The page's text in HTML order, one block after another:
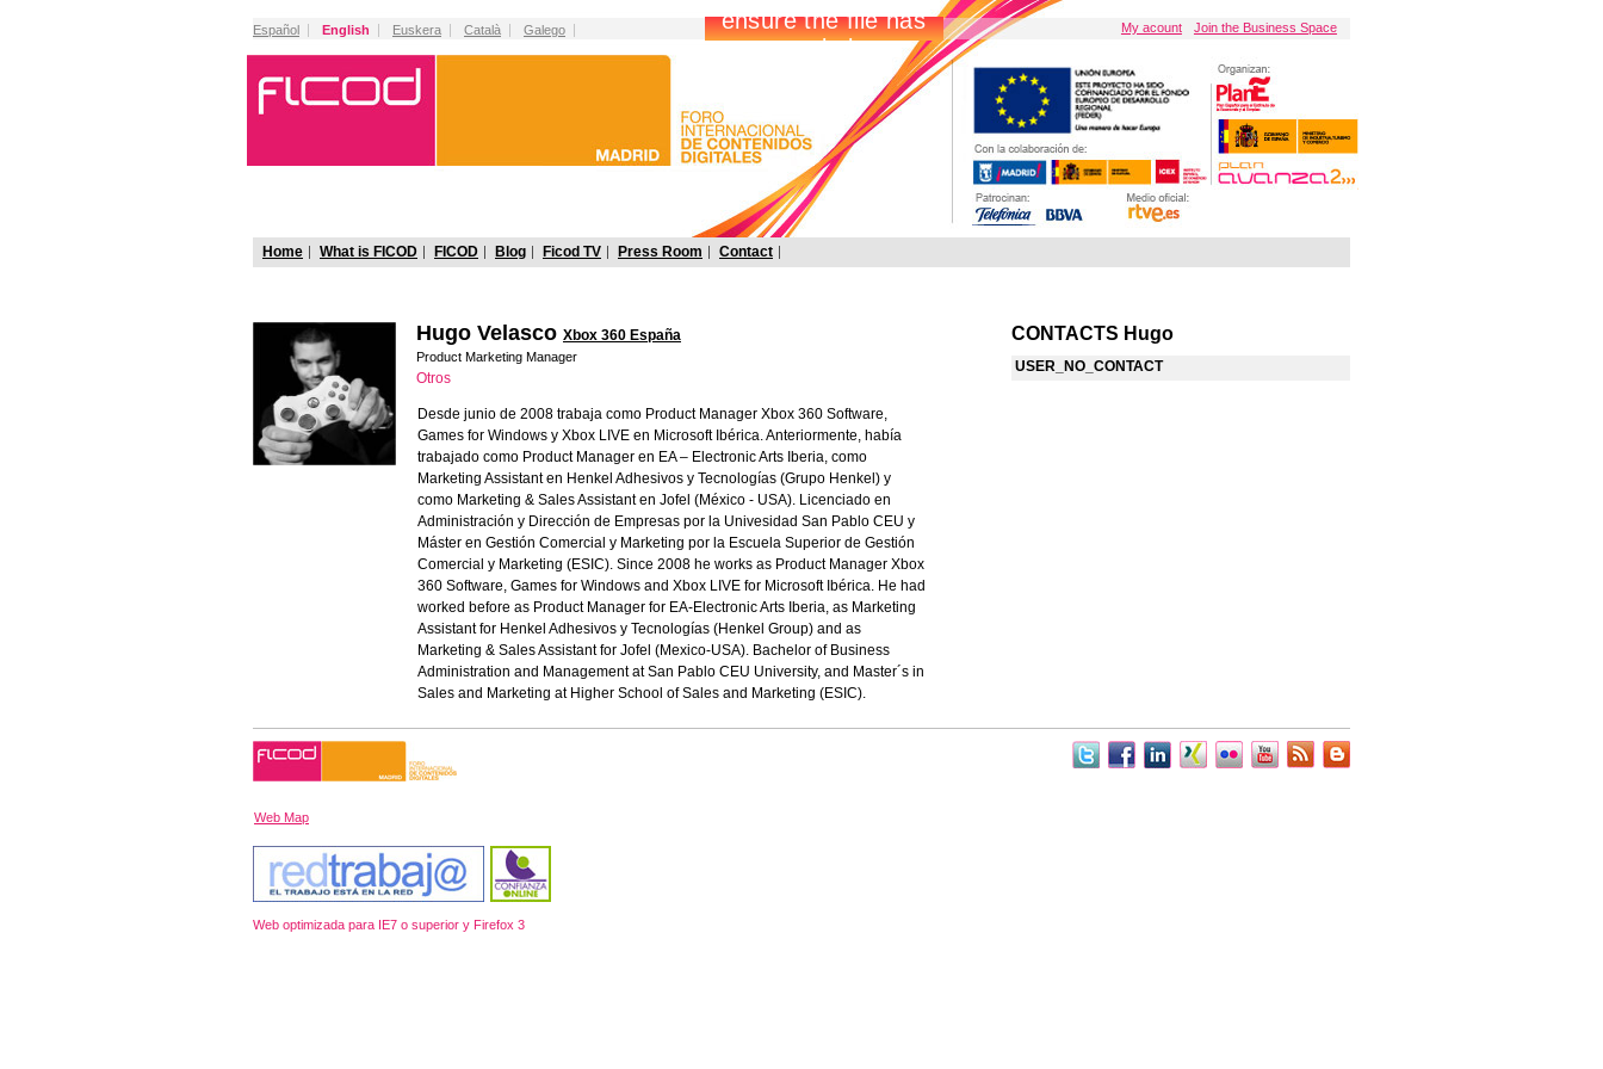
Español English Euskera Català Galego My acount Join the Business Space
Hugo Velasco Xbox 360 España
Product Marketing Manager
Otros
Desde junio de 2008 trabaja como Product Manager Xbox 360 Software,
Games for Windows y Xbox LIVE en Microsoft Ibérica. Anteriormente, había
trabajado como Product Manager en EA – Electronic Arts Iberia, como
Marketing Assistant en Henkel Adhesivos y Tecnologías (Grupo Henkel) y
como Marketing & Sales Assistant en Jofel (México - USA). Licenciado en
Administración y Dirección de Empresas por la Univesidad San Pablo CEU y
Máster en Gestión Comercial y Marketing por la Escuela Superior de Gestión
Comercial y Marketing (ESIC). Since 2008 he works as Product Manager Xbox
360 Software, Games for Windows and Xbox LIVE for Microsoft Ibérica. He had
worked before as Product Manager for EA-Electronic Arts Iberia, as Marketing
Assistant for Henkel Adhesivos y Tecnologías (Henkel Group) and as
Marketing & Sales Assistant for Jofel (Mexico-USA). Bachelor of Business
Administration and Management at San Pablo CEU University, and Master´s in
Sales and Marketing at Higher School of Sales and Marketing (ESIC).
CONTACTS Hugo
USER_NO_CONTACT
Home What is FICOD FICOD Blog Ficod TV Press Room Contact
Web Map
Web optimizada para IE7 o superior y Firefox 3